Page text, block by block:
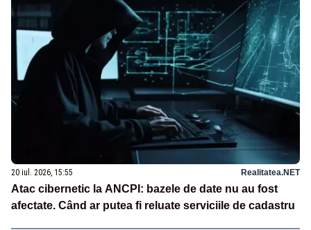
20 iul. 2026, 15:55 Realitatea.NET
Atac cibernetic la ANCPI: bazele de date nu au fost
afectate. Când ar putea fi reluate serviciile de cadastru